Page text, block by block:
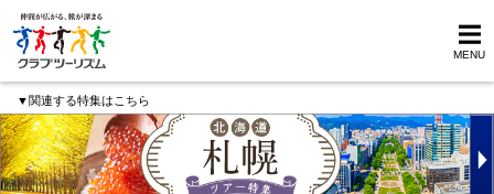
MENU
▼関連する特集はこちら